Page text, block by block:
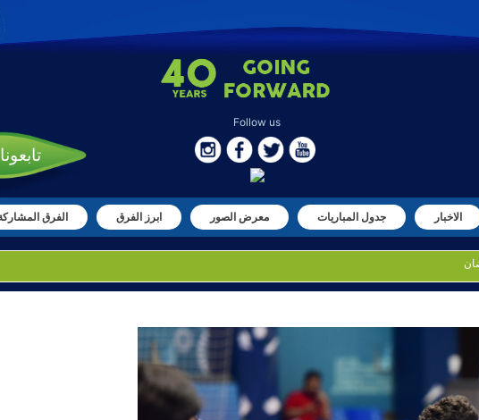
Follow us
الفرق ابرز الفرق معرض الصور جدول المباريات الاخبار